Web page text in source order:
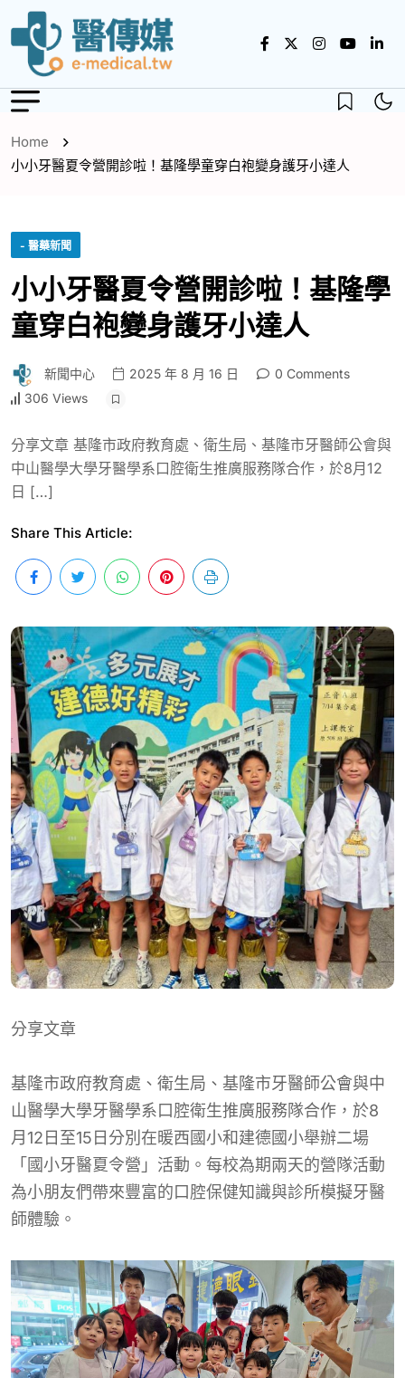
Home
小小牙醫夏令營開診啦！基隆學童穿白袍變身護牙小達人
- 醫藥新聞
小小牙醫夏令營開診啦！基隆學
童穿白袍變身護牙小達人
新聞中心 2025 年 8 月 16 日
0 Comments
306 Views
分享文章 基隆市政府教育處、衛生局、基隆市牙醫師公會與
中山醫學大學牙醫學系口腔衛生推廣服務隊合作，於8月12
日 […]
Share This Article:
分享文章
基隆市政府教育處 、 衛生局 、 基隆市牙醫師公會與中
山醫學大學牙醫學系口腔衛生推廣服務隊合作，於8
月12日至15日分別在暖西國小和建德國小舉辦二場
「國小牙醫夏令營」活動。每校為期兩天的營隊活動
為小朋友們帶來豐富的口腔保健知識與診所模擬牙醫
師體驗。